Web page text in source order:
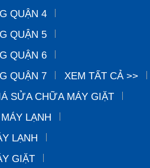
QUẬN 4
QUẬN 5
QUẬN 6
QUẬN 7
XEM TẤT CẢ >>
SỬA CHỮA MÁY GIẶT
LẠNH
LẠNH
GIẶT